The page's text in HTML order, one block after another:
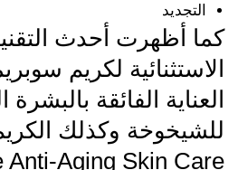
التجديد
كما أظهرت أحدث
الاستثنائية لكريم
العناية الفائقة بالبشرة
Anti-Aging Skin Care